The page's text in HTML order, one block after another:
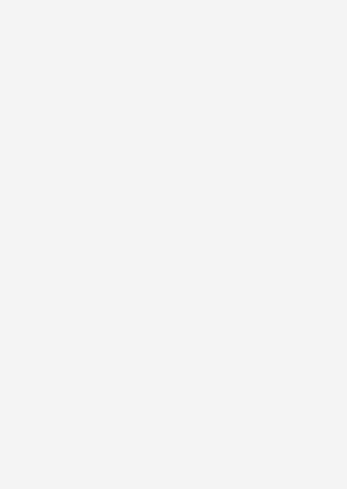
bei dem alle erforderlichen
für die Stromversorgung von
in einer geschlossenen, kohlenstoffarmen
Dadurch ergibt sich eine nur
Parkflächen, kostspielige und
erübrigen sich, und Bauabfall und
reduziert.
in
Stromverteilungstechnologien, die
und Industrieanlagen zum Einsatz
Gehäusen für die ebenerdige
der Skalierbarkeit kann diese Lösung zum
in Außenbereichen installiert